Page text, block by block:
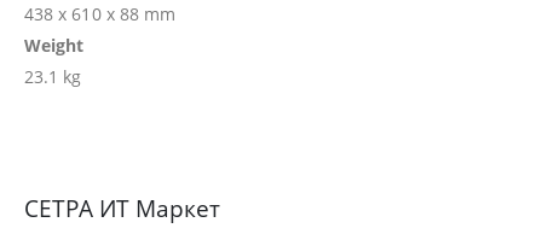
438 x 610 x 88 mm
Weight
23.1 kg
СЕТРА ИТ Маркет